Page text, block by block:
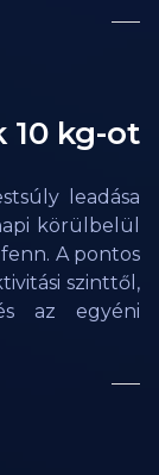
10 kg-ot
leadása
körülbelül
A pontos
szinttől,
az egyéni